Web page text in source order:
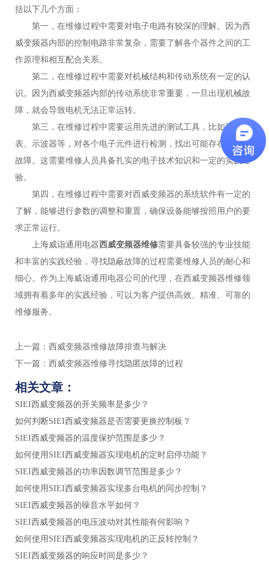
括以下几个方面：
第一，在维修过程中需要对电子电路有较深的理解。因为西
威变频器内部的控制电路非常复杂，需要了解各个器件之间的工
作原理和相互配合关系。
第二，在维修过程中需要对机械结构和传动系统有一定的认
识。因为西威变频器内部的传动系统非常重要，一旦出现机械故
障，就会导致电机无法正常运转。
第三，在维修过程中需要运用先进的测试工具，比如万用
表、示波器等，对各个电子元件进行检测，找出可能存在的隐蔽
故障。这需要维修人员具备扎实的电子技术知识和一定的实践经
验。
第四，在维修过程中需要对西威变频器的系统软件有一定的
了解，能够进行参数的调整和重置，确保设备能够按照用户的要
求正常运行。
上海威诣通用电器西威变频器维修需要具备较强的专业技能
和丰富的实践经验，寻找隐蔽故障的过程需要维修人员的耐心和
细心。作为上海威诣通用电器公司的代理，在西威变频器维修领
域拥有着多年的实践经验，可以为客户提供高效、精准、可靠的
维修服务。
上一篇： 西威变频器维修故障排查与解决
下一篇： 西威变频器维修寻找隐匿故障的过程
相关文章：
SIEI西威变频器的开关频率是多少？
如何判断SIEI西威变频器是否需要更换控制板？
SIEI西威变频器的温度保护范围是多少？
如何使用SIEI西威变频器实现电机的定时启停功能？
SIEI西威变频器的功率因数调节范围是多少？
如何使用SIEI西威变频器实现多台电机的同步控制？
SIEI西威变频器的噪音水平如何？
SIEI西威变频器的电压波动对其性能有何影响？
如何使用SIEI西威变频器实现电机的正反转控制？
SIEI西威变频器的响应时间是多少？